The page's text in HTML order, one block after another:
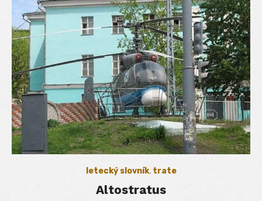
letecký slovník, trate
Altostratus